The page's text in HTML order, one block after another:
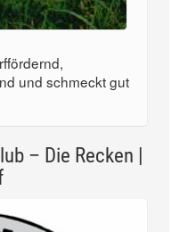
und schmeckt gut
– Die Recken |